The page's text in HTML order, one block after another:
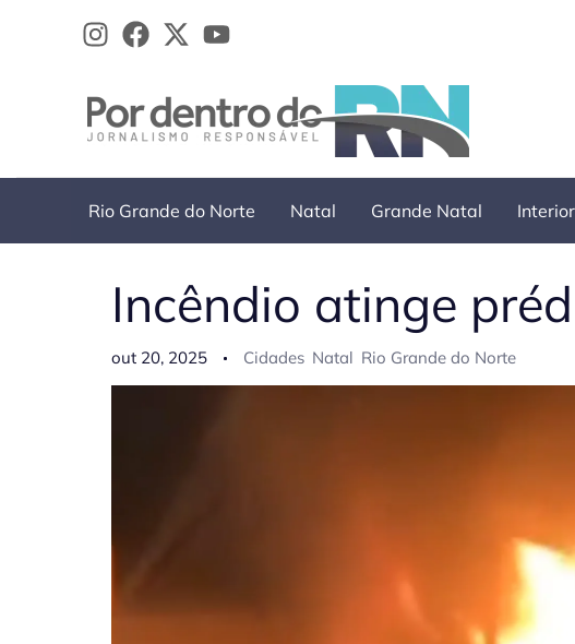
Rio Grande do Norte Natal Grande Natal Interior
Incêndio atinge
out 20, 2025 Cidades Natal Rio Grande do Norte